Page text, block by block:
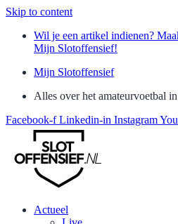
Skip to content
Wil je een artikel indienen?
Mijn Slotoffensief!
Mijn Slotoffensief
Alles over het amateurvoetbal
Facebook-f Linkedin-in Instagram
Actueel